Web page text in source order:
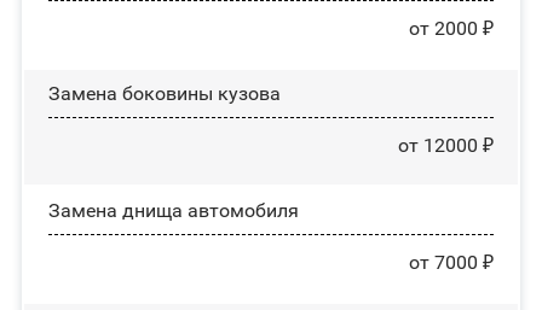
от 2000 ₽
Замена боковины кузова
от 12000 ₽
Замена днища автомобиля
от 7000 ₽